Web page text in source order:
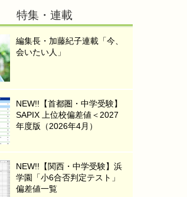
特集・連載
編集長・加藤紀子連載「今、
会いたい人」
NEW!!【首都圏・中学受験】
SAPIX 上位校偏差値＜2027
年度版（2026年4月）
NEW!!【関西・中学受験】浜
学園「小6合否判定テスト」
偏差値一覧